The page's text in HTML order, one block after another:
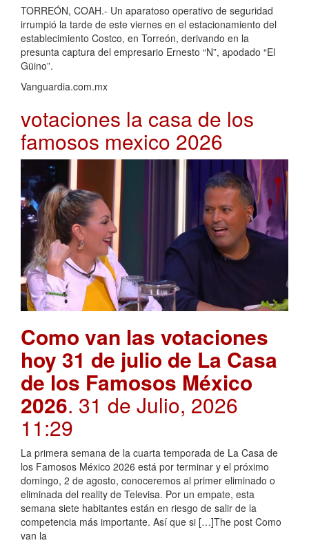
TORREÓN, COAH.- Un aparatoso operativo de seguridad
irrumpió la tarde de este viernes en el estacionamiento del
establecimiento Costco, en Torreón, derivando en la
presunta captura del empresario Ernesto “N”, apodado “El
Güino”.
Vanguardia.com.mx
votaciones la casa de los
famosos mexico 2026
Como van las votaciones
hoy 31 de julio de La Casa
de los Famosos México
2026. 31 de Julio, 2026
11:29
La primera semana de la cuarta temporada de La Casa de
los Famosos México 2026 está por terminar y el próximo
domingo, 2 de agosto, conoceremos al primer eliminado o
eliminada del reality de Televisa. Por un empate, esta
semana siete habitantes están en riesgo de salir de la
competencia más importante. Así que si […]The post Como
van la